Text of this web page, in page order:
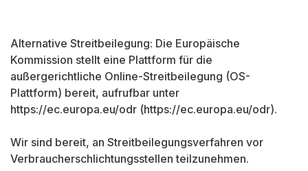
Alternative Streitbeilegung: Die Europäische
Kommission stellt eine Plattform für die
außergerichtliche Online-Streitbeilegung (OS-
Plattform) bereit, aufrufbar unter
https://ec.europa.eu/odr (https://ec.europa.eu/odr).
Wir sind bereit, an Streitbeilegungsverfahren vor
Verbraucherschlichtungsstellen teilzunehmen.